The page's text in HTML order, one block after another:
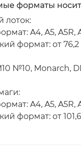
форматы
лоток:
A4, A5, A5R,
формат: от
№10, Monarch,
A4, A5, A5R,
формат: от